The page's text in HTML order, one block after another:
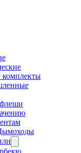
комплекты